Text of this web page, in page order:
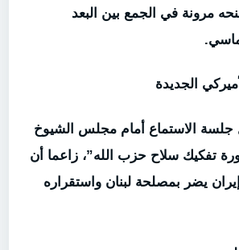
مرونة في الجمع بين البعد
الجديدة
جلسة الاستماع أمام مجلس الشيوخ
تفكيك سلاح حزب الله”، زاعما أن
يضر بمصلحة لبنان واستقراره